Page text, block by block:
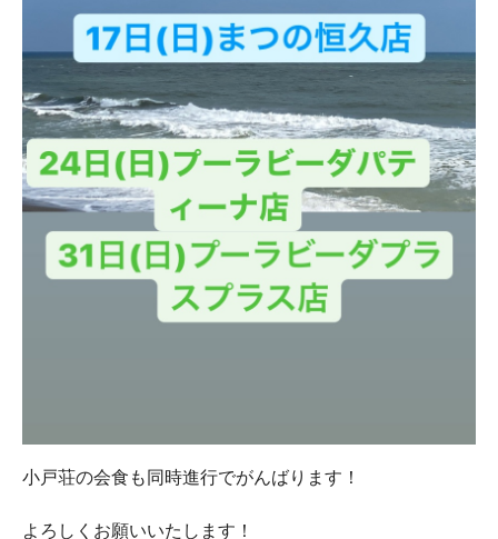
小戸荘の会食も同時進行でがんばります！
よろしくお願いいたします！